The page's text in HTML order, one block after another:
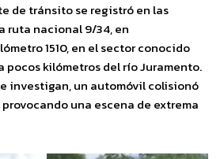
de tránsito se registró en las
ruta nacional 9/34, en
1510, en el sector conocido
pocos kilómetros del río Juramento.
investigan, un automóvil colisionó
una escena de extrema